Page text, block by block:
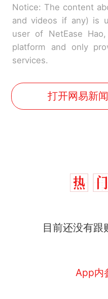
Notice: The content
and videos if any) is
user of NetEase
platform and only
services.
打开网易新
目前还没有跟
App内
因老师
费大厨
号，